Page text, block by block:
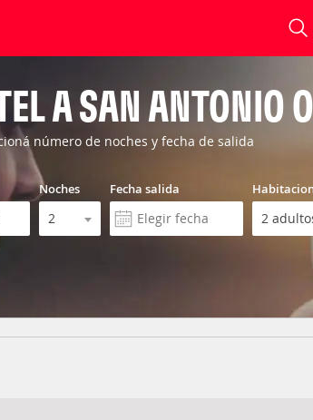
A SAN ANTONIO
número de noches y fecha de salida
Noches Fecha salida